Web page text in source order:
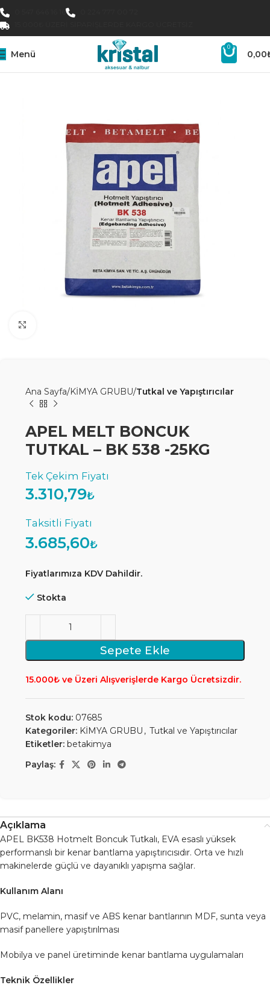
Menü
0
0,00
Ana Sayfa KİMYA GRUBU Tutkal ve Yapıştırıcılar
APEL MELT BONCUK
TUTKAL – BK 538 -25KG
3.310,79₺
3.685,60₺
Fiyatlarımıza KDV Dahildir.
Stokta
Sepete Ekle
15.000₺ ve Üzeri Alışverişlerde Kargo Ücretsizdir.
Stok kodu: 07685
Kategoriler: KİMYA GRUBU , Tutkal ve Yapıştırıcılar
Etiketler: betakimya
Paylaş:
Açıklama
APEL BK538 Hotmelt Boncuk Tutkalı, EVA esaslı yüksek
performanslı bir kenar bantlama yapıştırıcısıdır. Orta ve hızlı
makinelerde güçlü ve dayanıklı yapışma sağlar.
Kullanım Alanı
PVC, melamin, masif ve ABS kenar bantlarının MDF, sunta veya
masif panellere yapıştırılması
Mobilya ve panel üretiminde kenar bantlama uygulamaları
Teknik Özellikler